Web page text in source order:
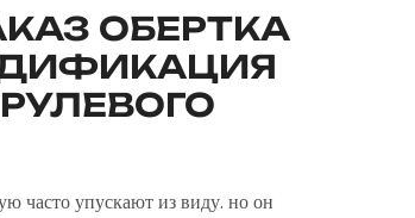
ОБЕРТКА
часто упускают из виду. но он